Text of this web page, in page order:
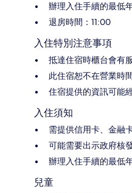
辦理入住手續的最低
退房時間：11:00
入住特別注意事項
抵達住宿時櫃台會有
此住宿恕不在營業時
住宿提供的資訊可能
入住須知
需提供信用卡、金融
可能需要出示政府核
辦理入住手續的最低
兒童